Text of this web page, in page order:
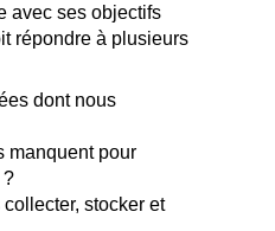
avec ses objectifs
répondre à plusieurs
dont nous
manquent pour
?
stocker et